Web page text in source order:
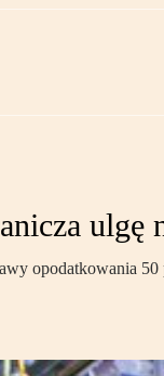
ulgę
opodatkowania